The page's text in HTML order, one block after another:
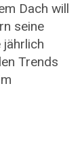
Dach will
seine
jährlich
Trends